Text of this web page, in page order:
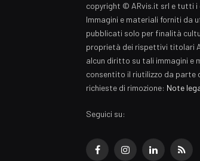
copyright © ARvis.it srl e tutti
Immagini e materiali forniti da
pubblicati solo per finalità
proprietà dei rispettivi titolari
alcun diritto su tali immagini e
consentito il riutilizzo da parte
richieste di rimozione: Note
Seguici su:
FacebookInstagramLinkedInRSS